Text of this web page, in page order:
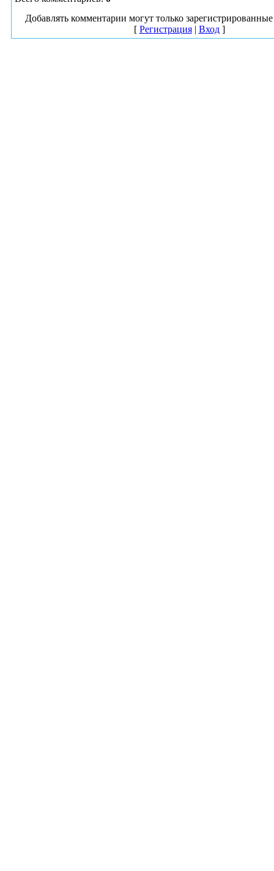
Добавлять комментарии могут только
[ Регистрация| Вход]